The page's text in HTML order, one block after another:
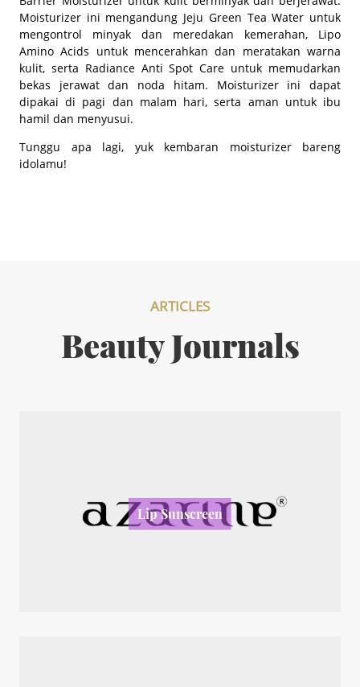
Moisturizer ini mengandung Jeju Green Tea Water untuk
mengontrol minyak dan meredakan kemerahan, Lipo
Amino Acids untuk mencerahkan dan meratakan warna
kulit, serta Radiance Anti Spot Care untuk memudarkan
bekas jerawat dan noda hitam. Moisturizer ini dapat
dipakai di pagi dan malam hari, serta aman untuk ibu
hamil dan menyusui.
Tunggu apa lagi, yuk kembaran moisturizer bareng
idolamu!
ARTICLES
Beauty Journals
Lip Sunscreen